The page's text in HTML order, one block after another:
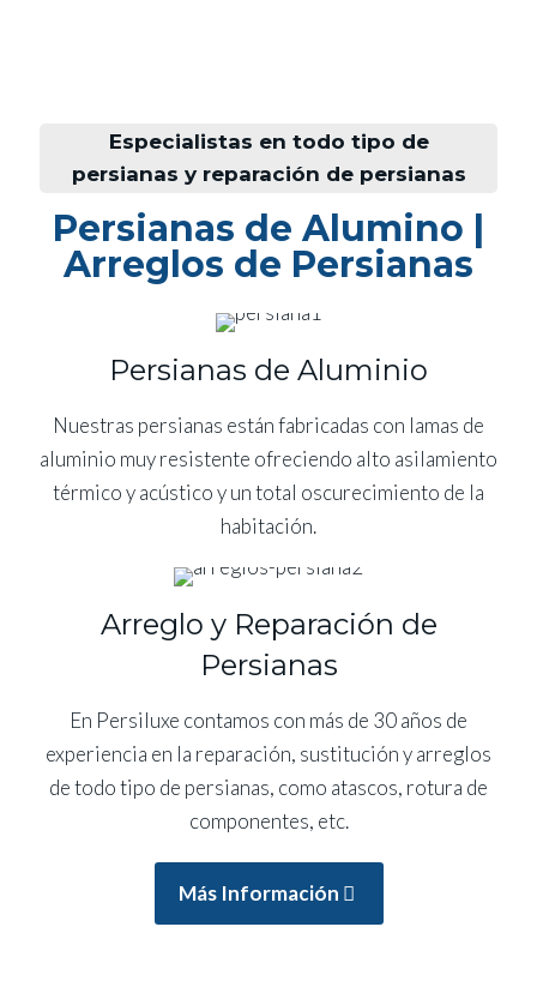
Especialistas en todo tipo de
persianas y reparación de persianas
Persianas de Alumino |
Arreglos de Persianas
Persianas de Aluminio
Nuestras persianas están fabricadas con lamas de
aluminio muy resistente ofreciendo alto asilamiento
térmico y acústico y un total oscurecimiento de la
habitación.
Arreglo y Reparación de
Persianas
En Persiluxe contamos con más de 30 años de
experiencia en la reparación, sustitución y arreglos
de todo tipo de persianas, como atascos, rotura de
componentes, etc.
Más Información